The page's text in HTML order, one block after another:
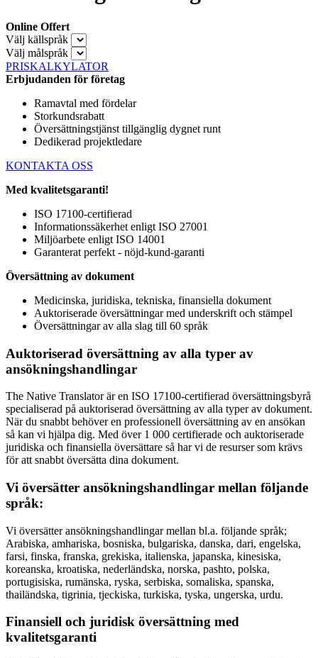
Online Offert
Välj källspråk
Välj målspråk
PRISKALKYLATOR
Erbjudanden för företag
Ramavtal med fördelar
Storkundsrabatt
Översättningstjänst tillgänglig dygnet runt
Dedikerad projektledare
KONTAKTA OSS
Med kvalitetsgaranti!
ISO 17100-certifierad
Informationssäkerhet enligt ISO 27001
Miljöarbete enligt ISO 14001
Garanterat perfekt - nöjd-kund-garanti
Översättning av dokument
Medicinska, juridiska, tekniska, finansiella dokument
Auktoriserade översättningar med underskrift och stämpel
Översättningar av alla slag till 60 språk
Auktoriserad översättning av alla typer av
ansökningshandlingar
The Native Translator är en ISO 17100-certifierad översättningsbyrå
specialiserad på auktoriserad översättning av alla typer av dokument.
När du snabbt behöver en professionell översättning av en ansökan
så kan vi hjälpa dig. Med över 1 000 certifierade och auktoriserade
juridiska och finansiella översättare så har vi de resurser som krävs
för att snabbt översätta dina dokument.
Vi översätter ansökningshandlingar mellan följande
språk:
Vi översätter ansökningshandlingar mellan bl.a. följande språk;
Arabiska, amhariska, bosniska, bulgariska, danska, dari, engelska,
farsi, finska, franska, grekiska, italienska, japanska, kinesiska,
koreanska, kroatiska, nederländska, norska, pashto, polska,
portugisiska, rumänska, ryska, serbiska, somaliska, spanska,
thailändska, tigrinia, tjeckiska, turkiska, tyska, ungerska, urdu.
Finansiell och juridisk översättning med
kvalitetsgaranti